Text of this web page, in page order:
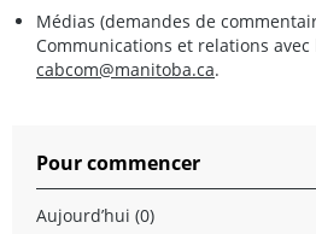
Médias (demandes de
Communications et relations
cabcom@manitoba.ca.
Pour commencer
Aujourd’hui (0)